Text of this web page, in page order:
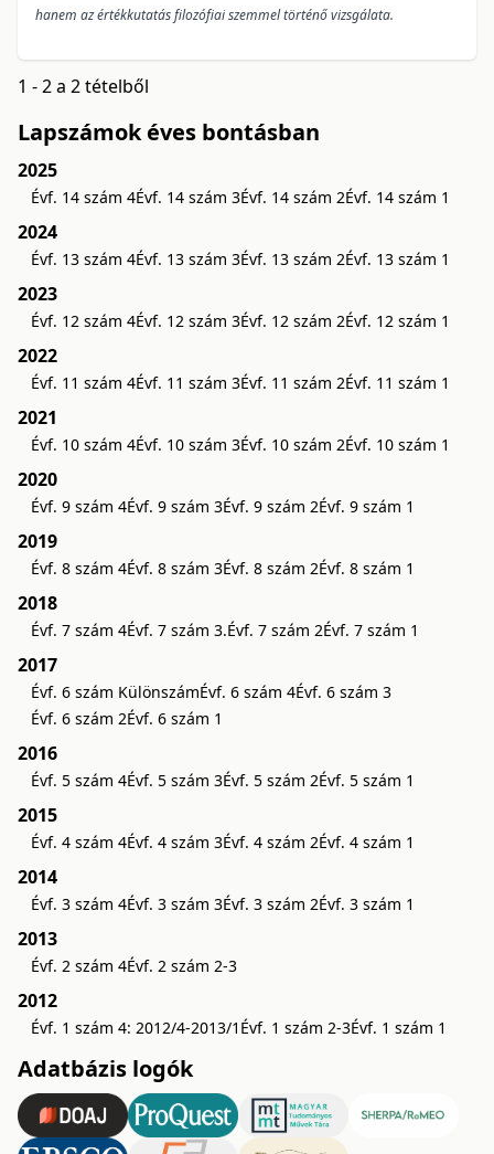
hanem az értékkutatás filozófiai szemmel történő vizsgálata.
1 - 2 a 2 tételből
Lapszámok éves bontásban
2025
Évf. 14 szám 4Évf. 14 szám 3Évf. 14 szám 2Évf. 14 szám 1
2024
Évf. 13 szám 4Évf. 13 szám 3Évf. 13 szám 2Évf. 13 szám 1
2023
Évf. 12 szám 4Évf. 12 szám 3Évf. 12 szám 2Évf. 12 szám 1
2022
Évf. 11 szám 4Évf. 11 szám 3Évf. 11 szám 2Évf. 11 szám 1
2021
Évf. 10 szám 4Évf. 10 szám 3Évf. 10 szám 2Évf. 10 szám 1
2020
Évf. 9 szám 4Évf. 9 szám 3Évf. 9 szám 2Évf. 9 szám 1
2019
Évf. 8 szám 4Évf. 8 szám 3Évf. 8 szám 2Évf. 8 szám 1
2018
Évf. 7 szám 4Évf. 7 szám 3.Évf. 7 szám 2Évf. 7 szám 1
2017
Évf. 6 szám KülönszámÉvf. 6 szám 4Évf. 6 szám 3
Évf. 6 szám 2Évf. 6 szám 1
2016
Évf. 5 szám 4Évf. 5 szám 3Évf. 5 szám 2Évf. 5 szám 1
2015
Évf. 4 szám 4Évf. 4 szám 3Évf. 4 szám 2Évf. 4 szám 1
2014
Évf. 3 szám 4Évf. 3 szám 3Évf. 3 szám 2Évf. 3 szám 1
2013
Évf. 2 szám 4Évf. 2 szám 2-3
2012
Évf. 1 szám 4: 2012/4-2013/1 Évf. 1 szám 2-3Évf. 1 szám 1
Adatbázis logók